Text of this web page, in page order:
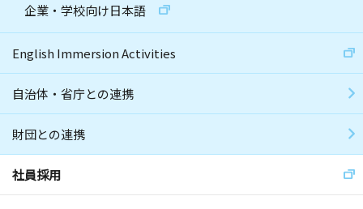
企業・学校向け日本語
English Immersion Activities
自治体・省庁との連携
財団との連携
社員採用